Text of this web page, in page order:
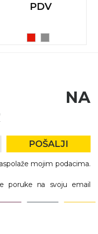
PDV
NA
POŠALJI
mojim podacima.
poruke na svoju email